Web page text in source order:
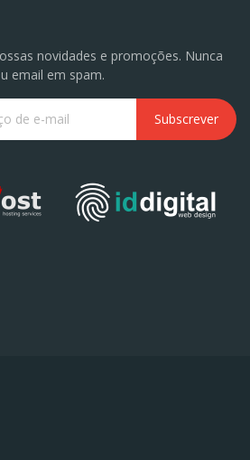
novidades e promoções. Nunca
email em spam.
Subscrever